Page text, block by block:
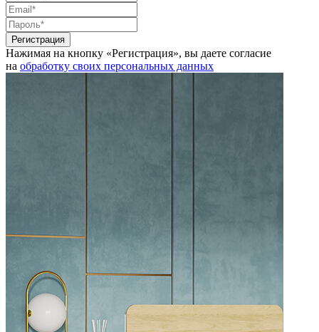
Нажимая на кнопку «Регистрация», вы даете согласие
на обработку своих персональных данных